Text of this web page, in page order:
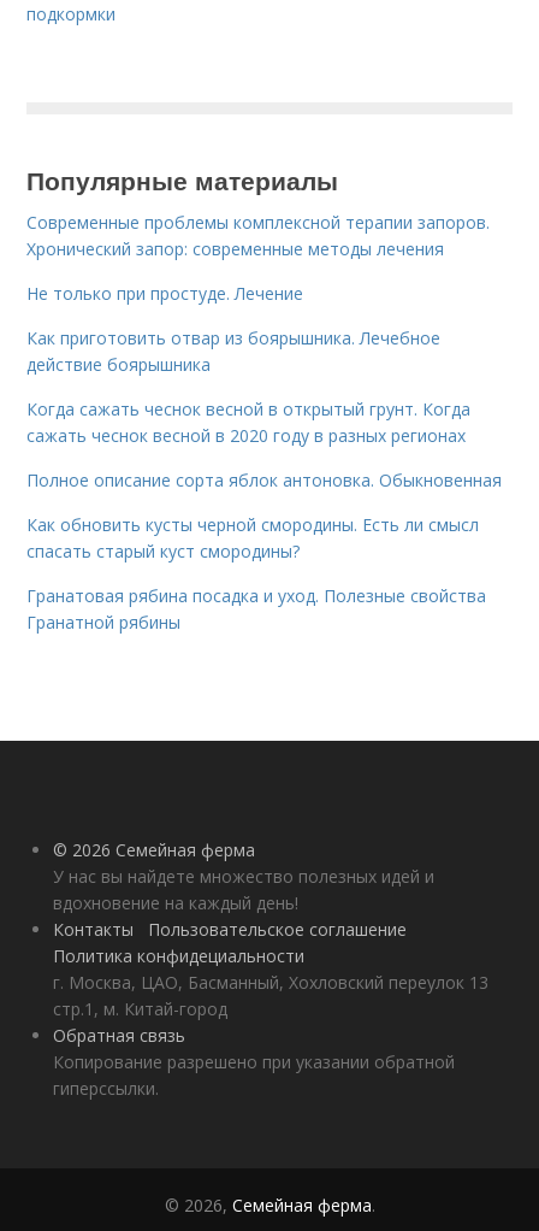
подкормки
Популярные материалы
Современные проблемы комплексной терапии запоров.
Хронический запор: современные методы лечения
Не только при простуде. Лечение
Как приготовить отвар из боярышника. Лечебное
действие боярышника
Когда сажать чеснок весной в открытый грунт. Когда
сажать чеснок весной в 2020 году в разных регионах
Полное описание сорта яблок антоновка. Обыкновенная
Как обновить кусты черной смородины. Есть ли смысл
спасать старый куст смородины?
Гранатовая рябина посадка и уход. Полезные свойства
Гранатной рябины
© 2026 Семейная ферма
У нас вы найдете множество полезных идей и
вдохновение на каждый день!
Контакты
Пользовательское соглашение
Политика конфидециальности
г. Москва, ЦАО, Басманный, Хохловский переулок 13
стр.1, м. Китай-город
Обратная связь
Копирование разрешено при указании обратной
гиперссылки.
© 2026, Семейная ферма.